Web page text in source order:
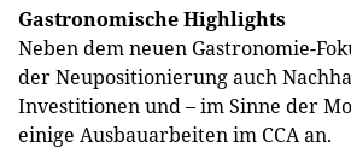
Gastronomische Highlights
Neben dem neuen Gastronomie-
der Neupositionierung auch
Investitionen und – im Sinne der
einige Ausbauarbeiten im CCA an.